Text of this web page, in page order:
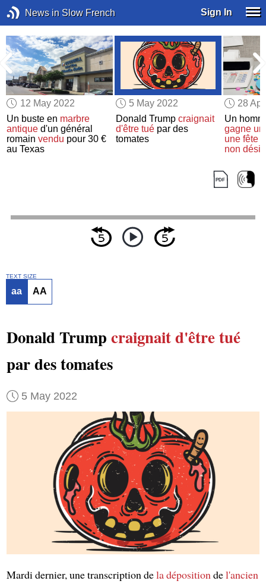
News in Slow French Sign In
12 May 2022
Un buste en marbre
antique d'un général
romainvendu pour 30 €
au Texas
5 May 2022
Donald Trump craignait
d'être tuépar des
tomates
28
Un
gagne
une fête
non
TEXT SIZE
aa AA
Donald Trump craignaitd'être tué
par des tomates
5 May 2022
Mardi dernier, une transcription dela déposition del'ancien